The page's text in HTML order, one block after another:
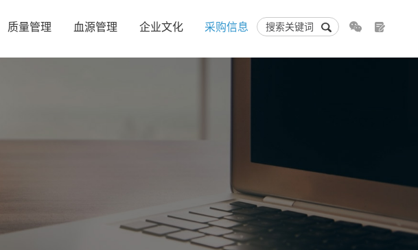
质量管理 血源管理 企业文化 采购信息